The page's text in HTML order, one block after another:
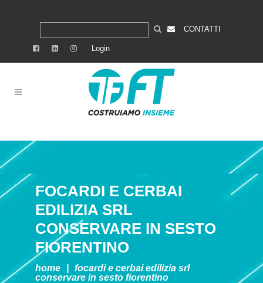
CONTATTI
Login
FOCARDI E CERBAI
EDILIZIA SRL
CONSERVARE IN SESTO
FIORENTINO
home
focardi e cerbai edilizia srl
conservare in sesto fiorentino